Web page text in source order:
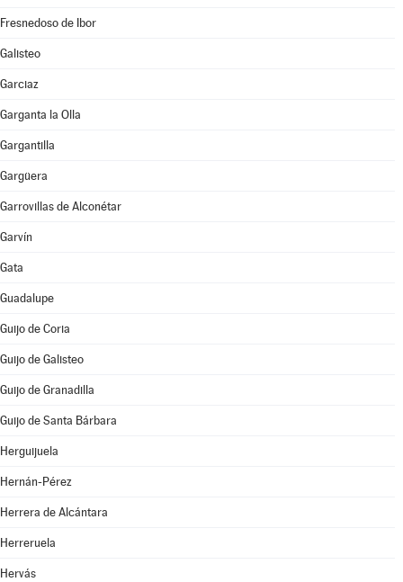
Fresnedoso de Ibor
Galisteo
Garciaz
Garganta la Olla
Gargantilla
Gargüera
Garrovillas de Alconétar
Garvín
Gata
Guadalupe
Guijo de Coria
Guijo de Galisteo
Guijo de Granadilla
Guijo de Santa Bárbara
Herguijuela
Hernán-Pérez
Herrera de Alcántara
Herreruela
Hervás